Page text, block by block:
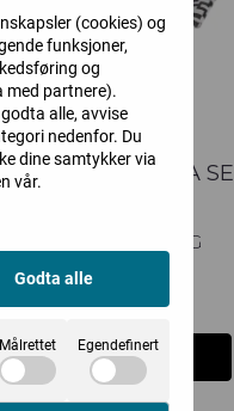
PIERCE PYJAMA
J. LINDEBERG
Kjøp
(cookies) og
funksjoner,
og
med partnere).
alle, avvise
nedenfor. Du
dine samtykker via
vår.
Godta alle
Målrettet Egendefinert